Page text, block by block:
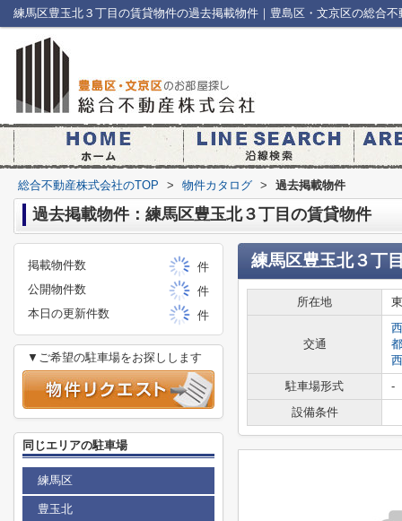
練馬区豊玉北３丁目の賃貸物件の過去掲載物件｜豊島区・文京区の総合不
総合不動産株式会社のTOP > 物件カタログ > 過去掲載物件
過去掲載物件：練馬区豊玉北３丁目の賃貸物件
練馬区豊玉北３丁
所在地
交通
駐車場形式
-
設備条件
掲載物件数
件
公開物件数
件
本日の更新件数
件
▼ご希望の駐車場をお探しします
同じエリアの駐車場
練馬区
豊玉北